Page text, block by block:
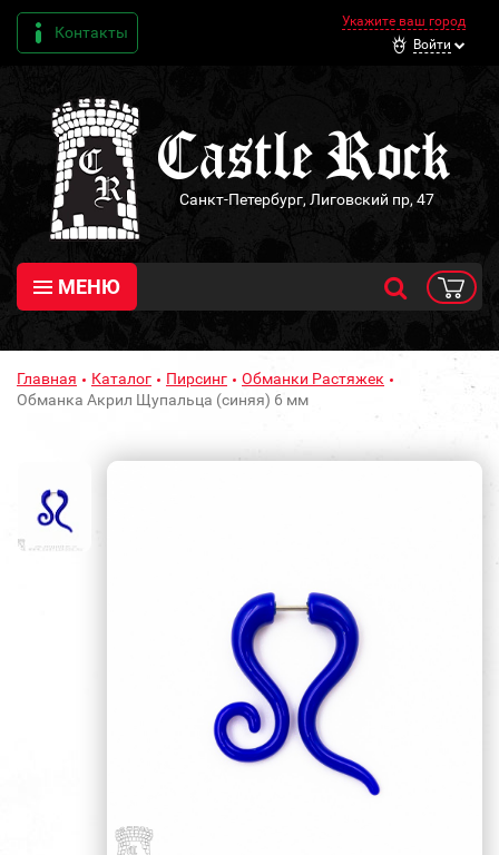
Контакты
Укажите ваш город
Войти
Санкт-Петербург, Лиговский пр, 47
МЕНЮ
Главная Каталог Пирсинг
Обманки Растяжек
Обманка Акрил Щупальца (синяя) 6 мм